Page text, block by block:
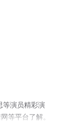
等演员精彩演
等平台了解。